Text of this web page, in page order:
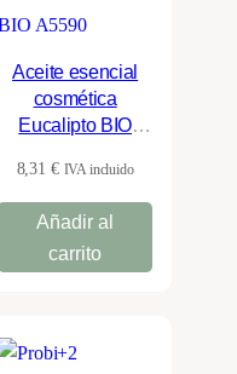
Aceite esencial
cosmética
Eucalipto BIO
8,31 € IVA incluido
Añadir al
carrito